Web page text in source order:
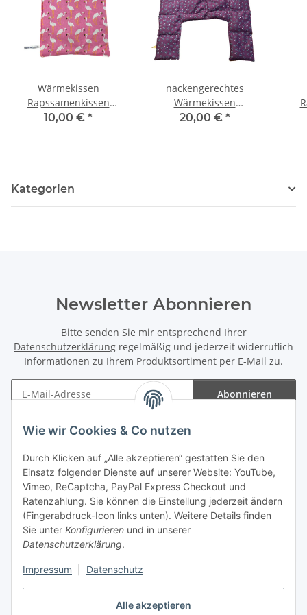
Alle akzeptieren
Wie wir Cookies & Co nutzen
Durch Klicken auf „Alle akzeptieren“ gestatten Sie den
Einsatz folgender Dienste auf unserer Website: YouTube,
Vimeo, ReCaptcha, PayPal Express Checkout und
Ratenzahlung. Sie können die Einstellung jederzeit ändern
(Fingerabdruck-Icon links unten). Weitere Details finden
Sie unter Konfigurieren und in unserer
Datenschutzerklärung.
Impressum Datenschutz
Wärmekissen
Rapssamenkissen
quadratisch "Flamingos"
10,00 € *
nackengerechtes
Wärmekissen
Rapssamen RNXXL70
20,00 € *
Kategorien
Newsletter Abonnieren
Bitte senden Sie mir entsprechend Ihrer
Datenschutzerklärung regelmäßig und jederzeit widerruflich
Informationen zu Ihrem Produktsortiment per E-Mail zu.
Abonnieren
Gesetzliche Informationen
Vertrag widerrufen